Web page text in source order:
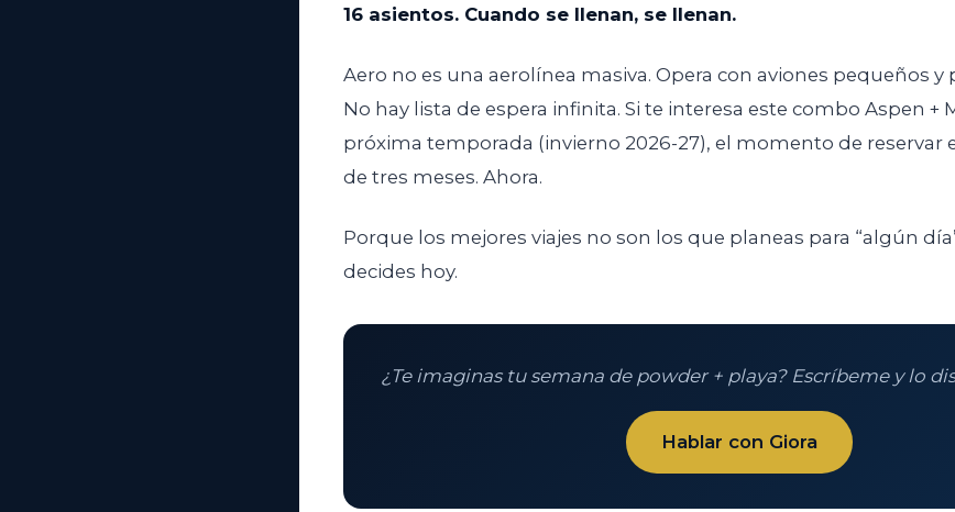
16 asientos. Cuando se llenan, se llenan.
Aero no es una aerolínea masiva. Opera con aviones pequeños y
No hay lista de espera infinita. Si te interesa este combo Aspen +
próxima temporada (invierno 2026-27), el momento de reservar
de tres meses. Ahora.
Porque los mejores viajes no son los que planeas para “algún
decides hoy.
¿Te imaginas tu semana de powder + playa? Escríbeme y lo
Hablar con Giora